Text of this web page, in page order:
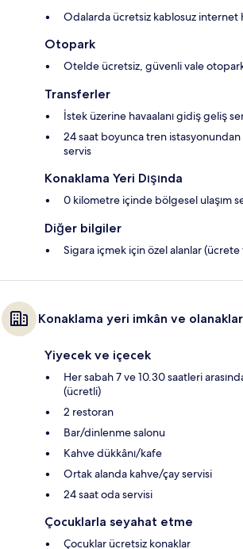
Odalarda ücretsiz kablosuz internet
Otopark
Otelde ücretsiz, güvenli vale
Transferler
İstek üzerine havaalanı gidiş geliş
24 saat boyunca tren
servis
Konaklama Yeri Dışında
0 kilometre içinde bölgesel ulaşım
Diğer bilgiler
Sigara içmek için özel alanlar
Konaklama yeri imkân ve
Yiyecek ve içecek
Her sabah 7 ve 10.30 saatleri
(ücretli)
2 restoran
Bar/dinlenme salonu
Kahve dükkânı/kafe
Ortak alanda kahve/çay servisi
24 saat oda servisi
Çocuklarla seyahat etme
Çocuklar ücretsiz konaklar